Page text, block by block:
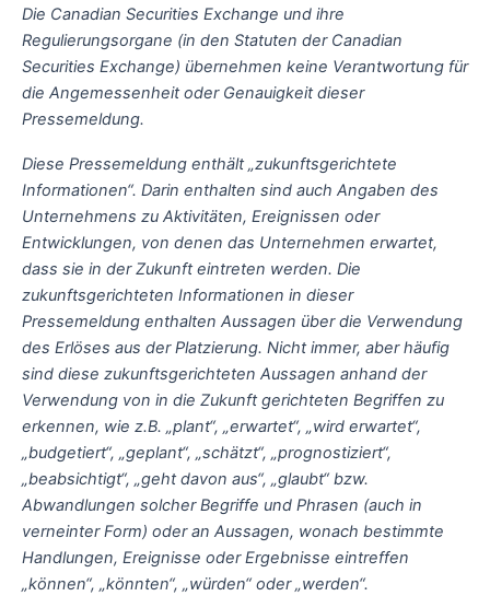
Die Canadian Securities Exchange und ihre
Regulierungsorgane (in den Statuten der Canadian
Securities Exchange) übernehmen keine Verantwortung für
die Angemessenheit oder Genauigkeit dieser
Pressemeldung.
Diese Pressemeldung enthält „zukunftsgerichtete
Informationen“. Darin enthalten sind auch Angaben des
Unternehmens zu Aktivitäten, Ereignissen oder
Entwicklungen, von denen das Unternehmen erwartet,
dass sie in der Zukunft eintreten werden. Die
zukunftsgerichteten Informationen in dieser
Pressemeldung enthalten Aussagen über die Verwendung
des Erlöses aus der Platzierung. Nicht immer, aber häufig
sind diese zukunftsgerichteten Aussagen anhand der
Verwendung von in die Zukunft gerichteten Begriffen zu
erkennen, wie z.B. „plant“, „erwartet“, „wird erwartet“,
„budgetiert“, „geplant“, „schätzt“, „prognostiziert“,
„beabsichtigt“, „geht davon aus“, „glaubt“ bzw.
Abwandlungen solcher Begriffe und Phrasen (auch in
verneinter Form) oder an Aussagen, wonach bestimmte
Handlungen, Ereignisse oder Ergebnisse eintreffen
„können“, „könnten“, „würden“ oder „werden“.